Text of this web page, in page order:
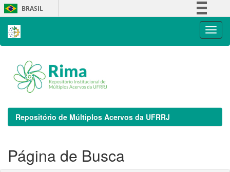
Skip
navigation
BRASIL
Repositório de Múltiplos Acervos da UFRRJ
Página de Busca